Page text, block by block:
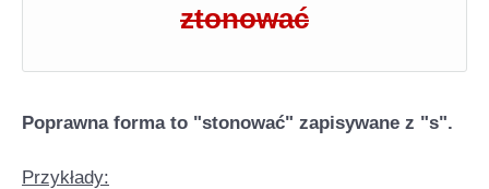
ztonować
Poprawna forma to "stonować" zapisywane z "s".
Przykłady: